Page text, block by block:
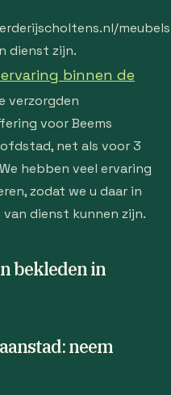
dienst zijn.
binnen de
verzorgden
voor Beems
net als voor 3
hebben veel ervaring
zodat we u daar in
dienst kunnen zijn.
bekleden in
neem